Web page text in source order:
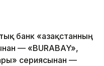
банк «Қазақстанның
— «BURABAY»,
сериясынан —